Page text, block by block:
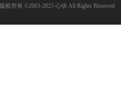
版权所有 ©2003-2025 心动 All Rights Reserved